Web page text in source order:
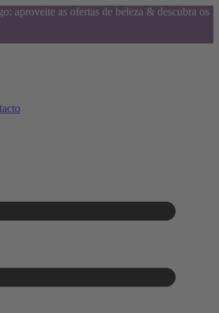
aproveite as ofertas de beleza & descubra os